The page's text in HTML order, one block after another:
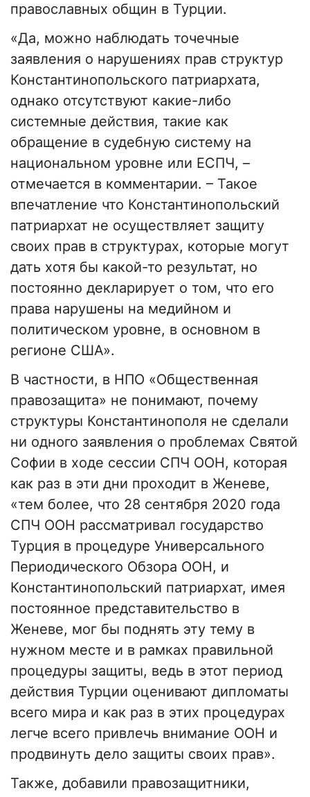
православных общин в Турции.
«Да, можно наблюдать точечные
заявления о нарушениях прав структур
Константинопольского патриархата,
однако отсутствуют какие-либо
системные действия, такие как
обращение в судебную систему на
национальном уровне или ЕСПЧ, –
отмечается в комментарии. – Такое
впечатление что Константинопольский
патриархат не осуществляет защиту
своих прав в структурах, которые могут
дать хотя бы какой-то результат, но
постоянно декларирует о том, что его
права нарушены на медийном и
политическом уровне, в основном в
регионе США».
В частности, в НПО «Общественная
правозащита» не понимают, почему
структуры Константинополя не сделали
ни одного заявления о проблемах Святой
Софии в ходе сессии СПЧ ООН, которая
как раз в эти дни проходит в Женеве,
«тем более, что 28 сентября 2020 года
СПЧ ООН рассматривал государство
Турция в процедуре Универсального
Периодического Обзора ООН, и
Константинопольский патриархат, имея
постоянное представительство в
Женеве, мог бы поднять эту тему в
нужном месте и в рамках правильной
процедуры защиты, ведь в этот период
действия Турции оценивают дипломаты
всего мира и как раз в этих процедурах
легче всего привлечь внимание ООН и
продвинуть дело защиты своих прав».
Также, добавили правозащитники,